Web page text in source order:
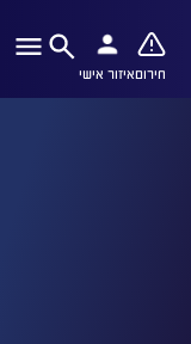
חירוםאיזור אישי